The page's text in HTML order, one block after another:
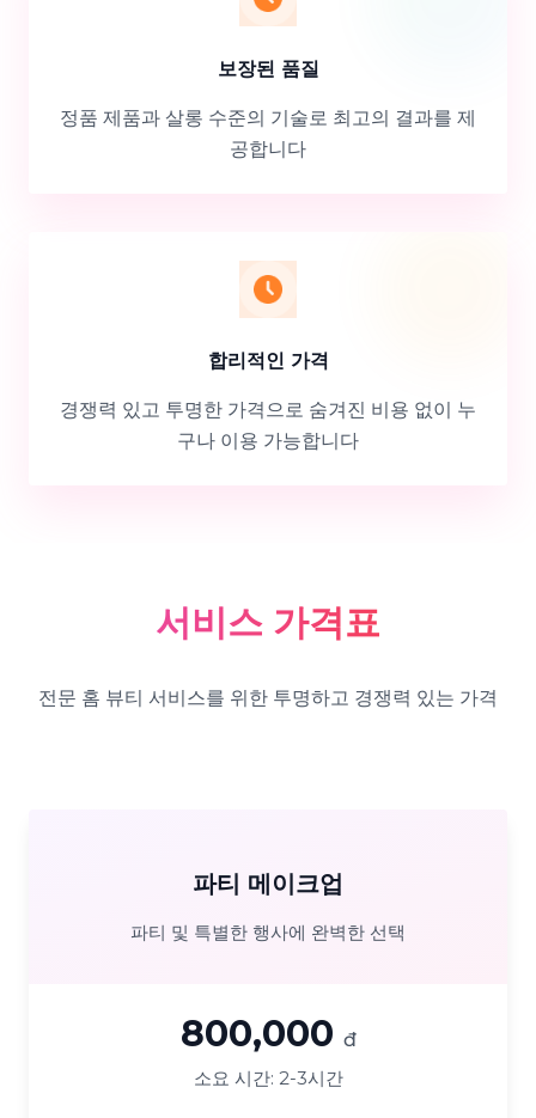
보장된 품질
정품 제품과 살롱 수준의 기술로 최고의 결과를 제
공합니다
합리적인 가격
경쟁력 있고 투명한 가격으로 숨겨진 비용 없이 누
구나 이용 가능합니다
서비스 가격표
전문 홈 뷰티 서비스를 위한 투명하고 경쟁력 있는 가격
파티 메이크업
파티 및 특별한 행사에 완벽한 선택
800,000 đ
소요 시간: 2-3시간